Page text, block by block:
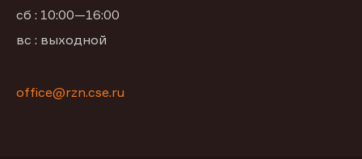
сб : 10:00—16:00
вс : выходной
office@rzn.cse.ru